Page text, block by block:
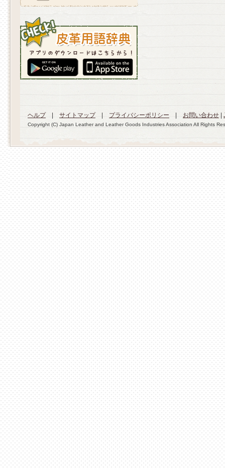
ヘルプ| サイトマップ| プライバシーポリシー お問い合わせ
Copyright (C) Japan Leather and Leather Goods Industries Association All Rights